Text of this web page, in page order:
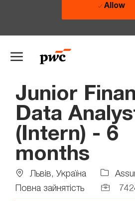
Allow
Junior
Data
(Intern) - 6
months
Location
Львів, Україна
Повна зайнятість
Job